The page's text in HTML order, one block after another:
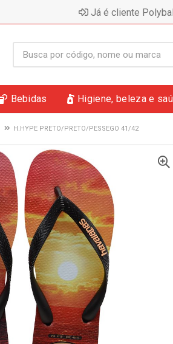
Já é cliente
Bebidas Higiene, beleza e
H.HYPE PRETO/PRETO/PESSEGO 41/42